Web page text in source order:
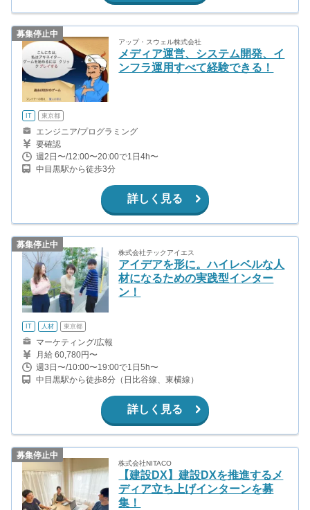
募集停止中
アップ・スウェル株式会社
メディア運営、システム開発、イ
ンフラ運用すべて経験できる！
IT 東京都
エンジニア/プログラミング
要確認
週2日〜/12:00〜20:00で1日4h〜
中目黒駅から徒歩3分
詳しく見る
募集停止中
株式会社テックアイエス
アイデアを形に。ハイレベルな人
材になるための実践型インター
ン！
IT 人材 東京都
マーケティング/広報
月給 60,780円〜
週3日〜/10:00〜19:00で1日5h〜
中目黒駅から徒歩8分（日比谷線、東横線）
詳しく見る
募集停止中
株式会社NITACO
【建設DX】建設DXを推進するメ
ディア立ち上げインターンを募
集！